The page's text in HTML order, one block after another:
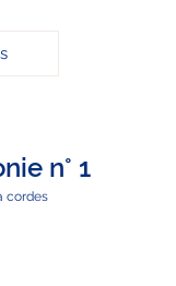
n° 1
cordes